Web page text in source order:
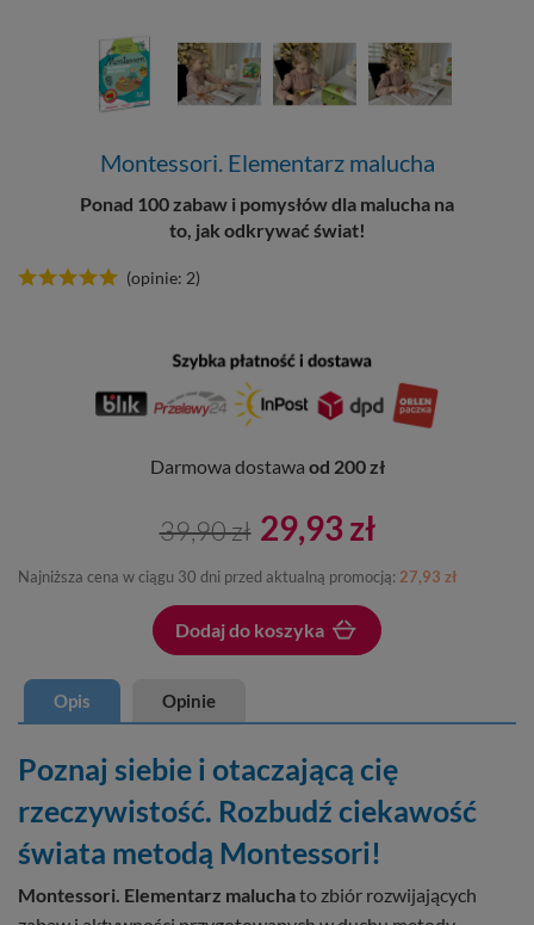
Montessori. Elementarz malucha
Ponad 100 zabaw i pomysłów dla malucha na
to, jak odkrywać świat!
(opinie: 2)
Darmowa dostawa od 200 zł
39,90 zł 29,93 zł
Najniższa cena w ciągu 30 dni przed aktualną promocją: 27,93 zł
Dodaj do koszyka
Opis Opinie
Poznaj siebie i otaczającą cię
rzeczywistość. Rozbudź ciekawość
świata metodą Montessori!
Montessori. Elementarz maluchato zbiór rozwijających